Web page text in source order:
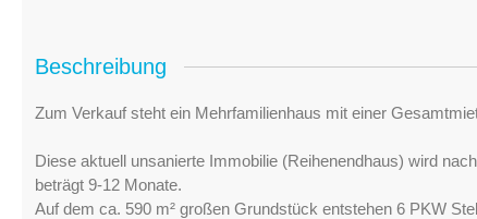
Beschreibung
Zum Verkauf steht ein Mehrfamilienhaus mit einer
Diese aktuell unsanierte Immobilie (Reihenendhaus) wird
beträgt 9-12 Monate.
Auf dem ca. 590 m² großen Grundstück entstehen 6 PKW